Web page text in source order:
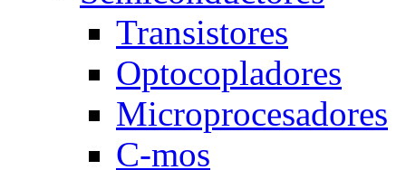
Transistores
Optocopladores
Microprocesadores
C-mos